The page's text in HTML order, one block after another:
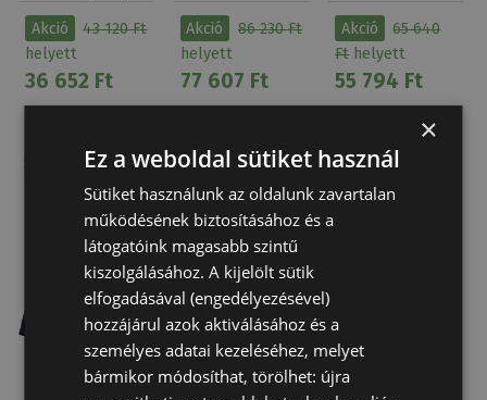
Sole Tattini
Akció
43 120 Ft
helyett
36 652 Ft
Férfi Sirio
Akció
86 230 Ft
helyett
77 607 Ft
Mercurio
Super…
Akció
65 640
Ft helyett
55 794 Ft
Fogyóban
Lovas Verseny
Lovas Verseny
Lovas Verseny
×
Ez a weboldal sütiket használ
Sütiket használunk az oldalunk zavartalan
működésének biztosításához és a
látogatóink magasabb szintű
kiszolgálásához. A kijelölt sütik
elfogadásával (engedélyezésével)
hozzájárul azok aktiválásához és a
személyes adatai kezeléséhez, melyet
bármikor módosíthat, törölhet: újra